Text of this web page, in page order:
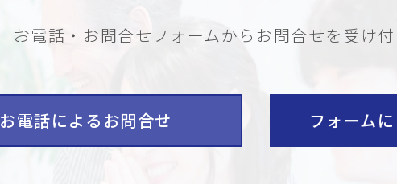
お電話・お問合せフォームから お問合せを受け
お電話によるお問合せ フォーム